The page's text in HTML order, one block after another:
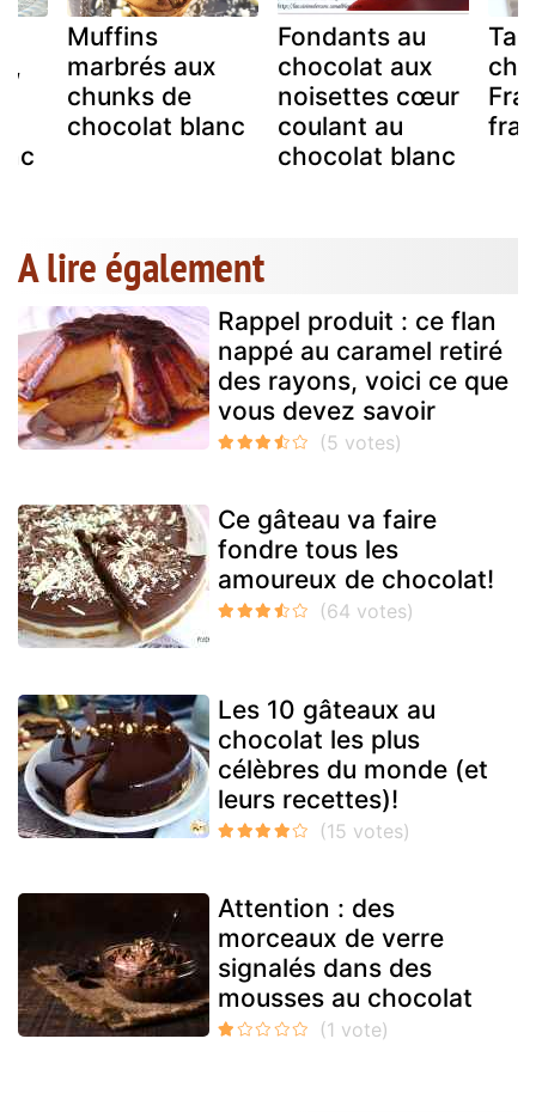
Muffins
marbrés aux
chunks de
chocolat blanc
Fondants au
chocolat aux
noisettes cœur
coulant au
chocolat blanc
A lire également
Rappel produit : ce flan
nappé au caramel retiré
des rayons, voici ce que
vous devez savoir
Ce gâteau va faire
fondre tous les
amoureux de chocolat!
Les 10 gâteaux au
chocolat les plus
célèbres du monde (et
leurs recettes)!
Attention : des
morceaux de verre
signalés dans des
mousses au chocolat